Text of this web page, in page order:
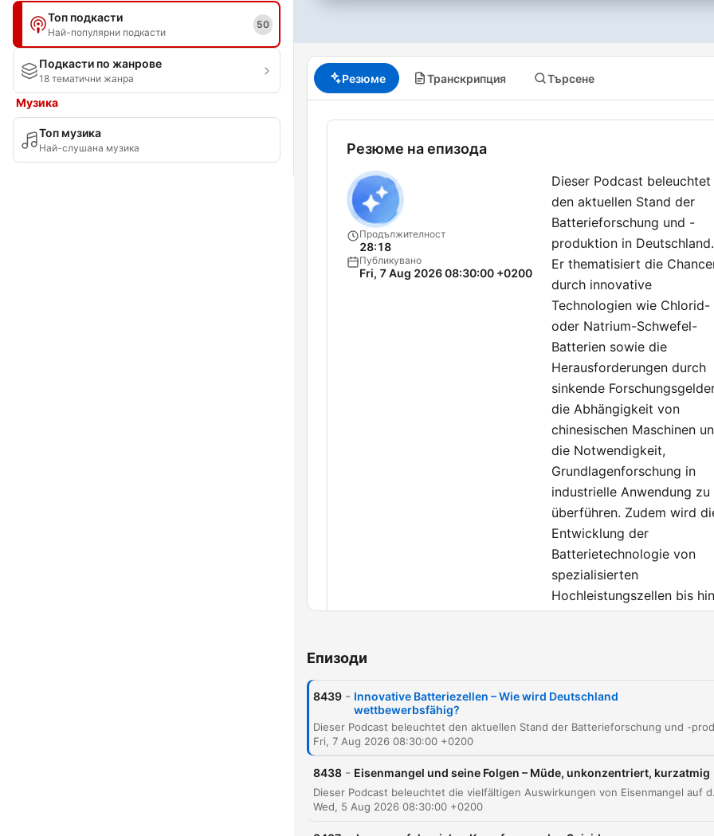
Топ подкасти
Най-популярни подкасти
50
Подкасти по жанрове
18 тематични жанра
Музика
Топ музика
Най-слушана музика
Резюме Транскрипция Търсене
Резюме на епизода
Продължителност
28:18
Публикувано
Fri, 7 Aug 2026 08:30:00 +0200
Dieser Podcast beleuchtet
den aktuellen Stand der
Batterieforschung und -
produktion in Deutschland.
Er thematisiert die
durch innovative
Technologien wie Chlorid-
oder Natrium-Schwefel-
Batterien sowie die
Herausforderungen durch
sinkende
die Abhängigkeit von
chinesischen Maschinen
die Notwendigkeit,
Grundlagenforschung in
industrielle Anwendung zu
überführen. Zudem wird
Entwicklung der
Batterietechnologie von
spezialisierten
Hochleistungszellen bis hin
Rohstoffkreisläufen, globale
Lieferketten und die
Глави
Епизоди
8439 - Innovative Batteriezellen – Wie wird Deutschland
wettbewerbsfähig?
Fri, 7 Aug 2026 08:30:00 +0200
8438 - Eisenmangel und seine Folgen – Müde, unkonzentriert, kurzatmig
Dieser Podcast beleuchtet die vielfältigen Auswirkungen von
Wed, 5 Aug 2026 08:30:00 +0200